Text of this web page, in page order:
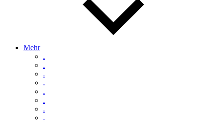
Mehr
.
.
.
.
.
.
.
.